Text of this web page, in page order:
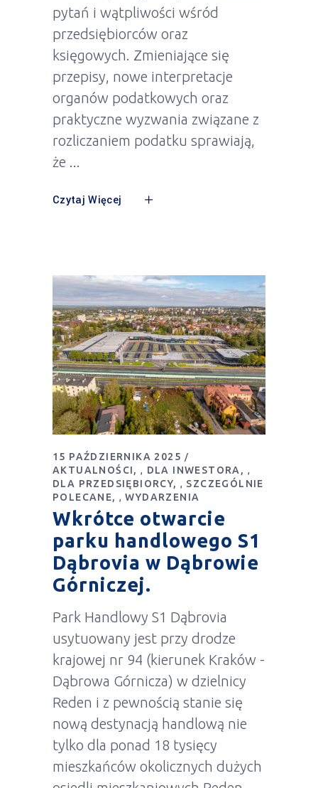
pytań i wątpliwości wśród
przedsiębiorców oraz
księgowych. Zmieniające się
przepisy, nowe interpretacje
organów podatkowych oraz
praktyczne wyzwania związane z
rozliczaniem podatku sprawiają,
że
Czytaj Więcej
15 PAŹDZIERNIKA 2025
AKTUALNOŚCI
, DLA INWESTORA ,
DLA PRZEDSIĘBIORCY , SZCZEGÓLNIE
POLECANE
,WYDARZENIA
Wkrótce otwarcie
parku handlowego S1
Dąbrovia w Dąbrowie
Górniczej.
Park Handlowy S1 Dąbrovia
usytuowany jest przy drodze
krajowej nr 94 (kierunek Kraków -
Dąbrowa Górnicza) w dzielnicy
Reden i z pewnością stanie się
nową destynacją handlową nie
tylko dla ponad 18 tysięcy
mieszkańców okolicznych dużych